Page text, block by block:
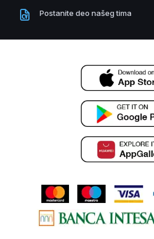
Postanite deo našeg tima